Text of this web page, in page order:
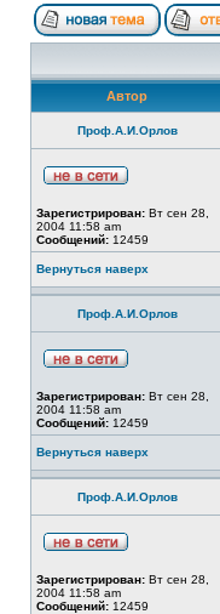
Автор
Проф.А.И.Орлов
Зарегистрирован: Вт сен 28,
2004 11:58 am
Сообщений: 12459
Вернуться наверх
Проф.А.И.Орлов
Зарегистрирован: Вт сен 28,
2004 11:58 am
Сообщений: 12459
Вернуться наверх
Проф.А.И.Орлов
Зарегистрирован: Вт сен 28,
2004 11:58 am
Сообщений: 12459